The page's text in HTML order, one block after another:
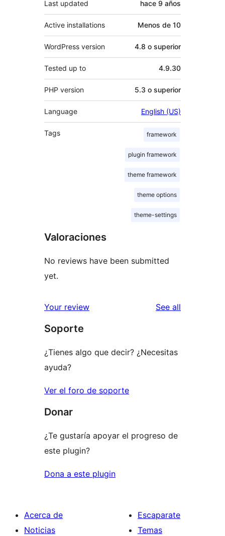
Last updated hace 9 años
Active installations Menos de 10
WordPress version 4.8 o superior
Tested up to 4.9.30
PHP version 5.3 o superior
Language English (US)
Tags framework
plugin framework
theme framework
theme options
theme-settings
Valoraciones
No reviews have been submitted
yet.
Your review See all
Soporte
¿Tienes algo que decir? ¿Necesitas
ayuda?
Ver el foro de soporte
Donar
¿Te gustaría apoyar el progreso de
este plugin?
Dona a este plugin
Acerca de
Noticias
Escaparate
Temas